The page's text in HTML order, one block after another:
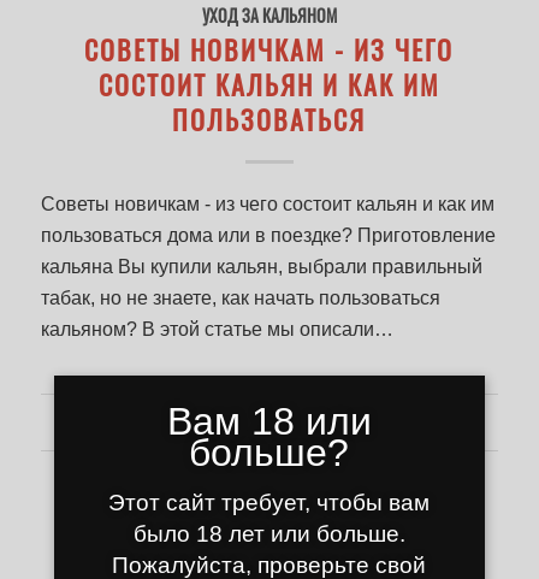
УХОД ЗА КАЛЬЯНОМ
СОВЕТЫ НОВИЧКАМ - ИЗ ЧЕГО
СОСТОИТ КАЛЬЯН И КАК ИМ
ПОЛЬЗОВАТЬСЯ
Советы новичкам - из чего состоит кальян и как им
пользоваться дома или в поездке? Приготовление
кальяна Вы купили кальян, выбрали правильный
табак, но не знаете, как начать пользоваться
кальяном? В этой статье мы описали…
Читать/смотреть далее
Вам 18 или
больше?
Этот сайт требует, чтобы вам
было 18 лет или больше.
Пожалуйста, проверьте свой